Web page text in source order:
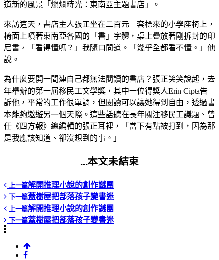
道新的風景「燦爛時光：東南亞主題書店」。
來訪這天，書店主人張正坐在二百元一套標來的小學座椅上，
椅面上噴著東南亞各國的「書」字體，桌上疊放著剛拆封的印
尼書，「看得懂嗎？」我隨口問道。「幾乎全都看不懂。」他
說。
為什麼要開一間連自己都無法閱讀的書店？張正笑笑說起，去
年舉辦的第一屆移民工文學獎，其中一位得獎人Erin Cipta告
訴他，平常的工作很單調，但閱讀可以讓她得到自由，透過書
本能夠遨遊另一個天際。這些話聽在長年關注移民工議題、曾
任《四方報》總編輯的張正耳裡，「當下有點被打到，因為那
是我應該知道、卻沒想到的事。」
...本文未結束
上一篇解開推理小說的創作謎團
下一篇蓋樹屋把部落孩子變書迷
上一篇解開推理小說的創作謎團
下一篇蓋樹屋把部落孩子變書迷